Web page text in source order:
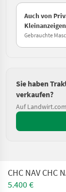
Auch von
Gebrauchte
Sie haben
verkaufen?
Auf
5.400 €